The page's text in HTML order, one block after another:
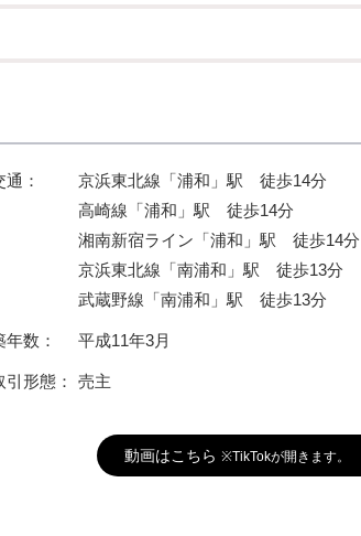
通：
京浜東北線「浦和」駅 徒歩14分
高崎線「浦和」駅 徒歩14分
湘南新宿ライン「浦和」駅 徒歩14分
京浜東北線「南浦和」駅 徒歩13分
武蔵野線「南浦和」駅 徒歩13分
年数： 平成11年3月
引形態： 売主
動画はこちら ※TikTokが開きます。